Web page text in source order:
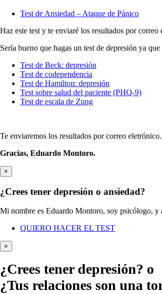
Test de Ansiedad – Ataque de Pánico
Haz este test y te enviaré los resultados por correo
Sería bueno que hagas un test de depresión ya
Test de Beck: depresión
Test de codependencia
Test de Hamilton: depresión
Test sobre salud del paciente (PHQ-9)
Test de escala de Zung
Te enviaremos los resultados por correo eletrónico.
Gracias, Eduardo Montoro.
×
¿Crees tener depresión o ansiedad?
Mi nombre es Eduardo Montoro, soy psicólogo, y
QUIERO HACER EL TEST
×
¿Crees tener depresión? o
¿Tus relaciones son una